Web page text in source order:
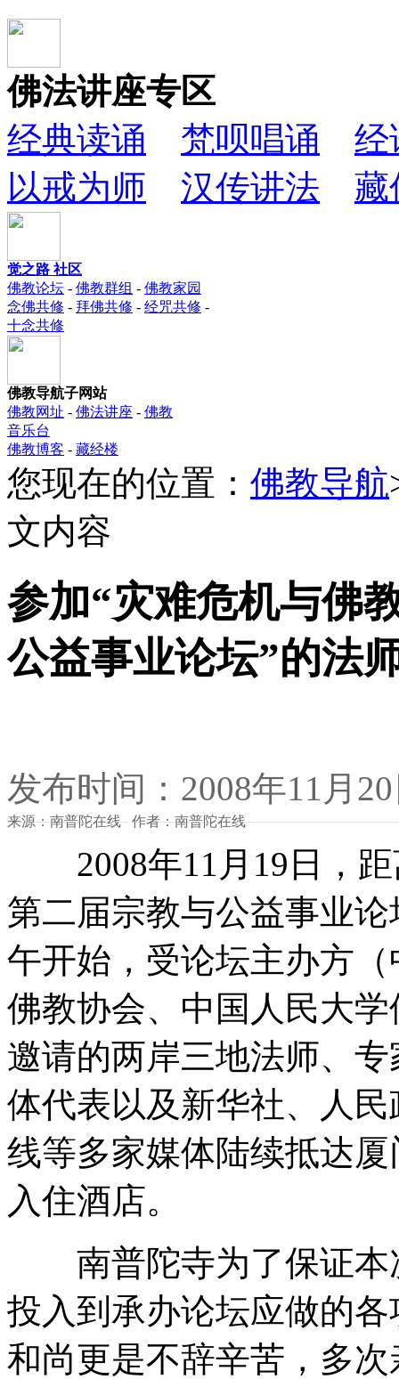
佛法讲座专区
经典读诵
梵呗唱诵
经
以戒为师
汉传讲法 藏
觉之路 社区
佛教论坛 - 佛教群组 - 佛教家园
念佛共修 - 拜佛共修 - 经咒共修 -
十念共修
佛教导航子网站
佛教网址 - 佛法讲座 - 佛教
音乐台
佛教博客 - 藏经楼
您现在的位置： 佛教导航
文内容
参加“灾难危机与佛
公益事业论坛”的法
发布时间：2008年11月
来源：南普陀在线 作者：南普陀在线
2008年11月19日，距
第二届宗教与公益事业
午开始，受论坛主办方
佛教协会、中国人民大
邀请的两岸三地法师、
体代表以及新华社、人
线等多家媒体陆续抵达
入住酒店。
南普陀寺为了保证本
投入到承办论坛应做的
和尚更是不辞辛苦，多